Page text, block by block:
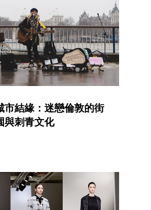
市結緣：迷戀倫敦的街
與刺青文化